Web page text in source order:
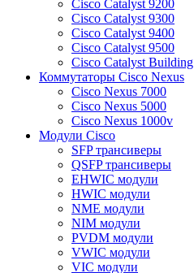
Cisco Catalyst 9200
Cisco Catalyst 9300
Cisco Catalyst 9400
Cisco Catalyst 9500
Cisco Catalyst Building
Коммутаторы Cisco Nexus
Cisco Nexus 7000
Cisco Nexus 5000
Cisco Nexus 1000v
Модули Cisco
SFP трансиверы
QSFP трансиверы
EHWIC модули
HWIC модули
NME модули
NIM модули
PVDM модули
VWIC модули
VIC модули